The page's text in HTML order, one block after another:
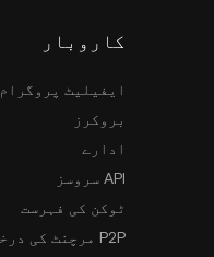
کاروبار
ایفیلیٹ پروگرام
بروکرز
ادارے
API سروسز
ٹوکن کی فہرست
P2P مرچنٹ کی درخواست